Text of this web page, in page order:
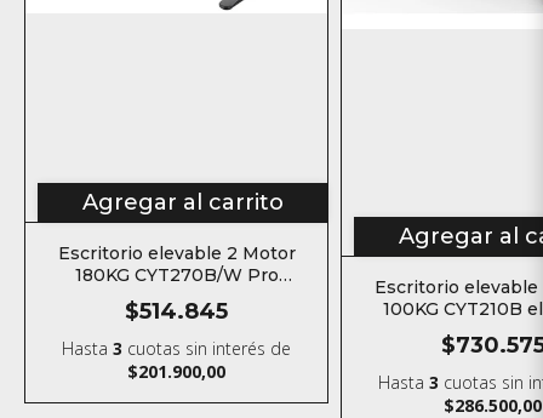
Agregar al carrito
Escritorio elevable 2 Motor
180KG CYT270B/W Pro
eléctrico Standing desk
$514.845
Hasta3 cuotas sin interés de
$201.900,00
Agregar al
Escritorio
100KG CYT210B
Standing
Hasta3 cuotas sin
$286.500,00